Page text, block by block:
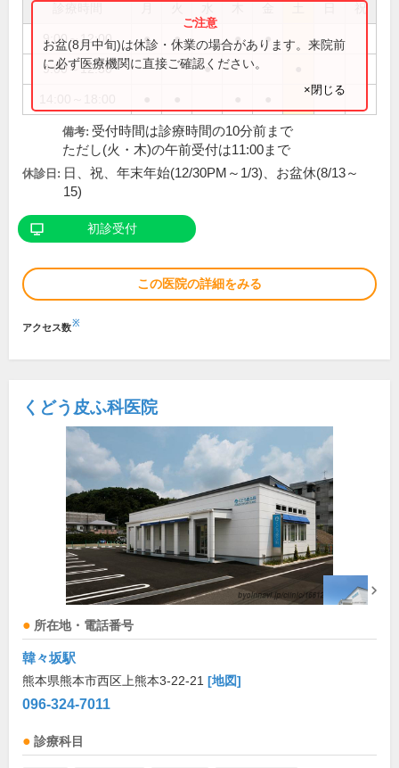
祝
9:00～12:00 ● ● ● ●
9:00～12:30 ●
お盆(8月中旬)は休診・休業の場合があります。来院前
に必ず医療機関に直接ご確認ください。
×閉じる
備考: 受付時間は診療時間の10分前まで
ただし(火・木)の午前受付は11:00まで
休診日: 日、祝、年末年始(12/30PM～1/3)、お盆休(8/13～
15)
初診受付
この医院の詳細をみる
アクセス数※
くどう皮ふ科医院
所在地・電話番号
韓々坂駅
熊本県熊本市西区上熊本3-22-21 [地図]
096-324-7011
診療科目